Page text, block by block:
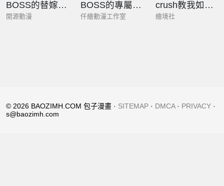
BOSS的替嫁新娘
開源動漫
BOSS的專屬空姐
仟繪動漫工作室
crush教我如何佔有他
繪境社
© 2026 BAOZIMH.COM 包子漫畫 · SITEMAP · DMCA· PRIVACY ·
s@baozimh.com